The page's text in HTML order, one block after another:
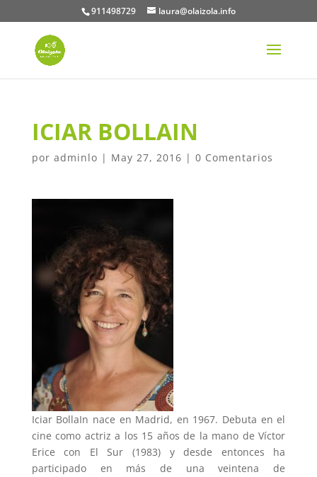
911498729 laura@olaizola.info
ICIAR BOLLAIN
por adminlo | May 27, 2016 | 0 Comentarios
Iciar BollaIn nace en Madrid, en 1967. Debuta en el
cine como actriz a los 15 años de la mano de Víctor
Erice con El Sur (1983) y desde entonces ha
participado en más de una veintena de